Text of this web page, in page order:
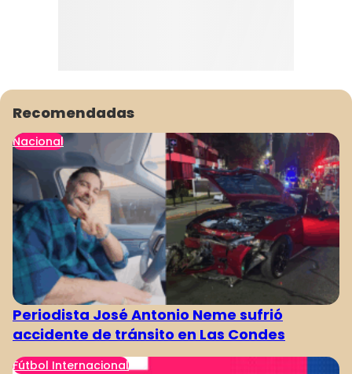
Recomendadas
Nacional
Periodista José Antonio Neme sufrió
accidente de tránsito en Las Condes
Fútbol Internacional